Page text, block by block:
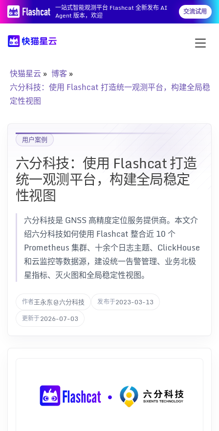
一站式智能观测平台 Flashcat 全新发布 AI
Agent 版本，欢迎
交流试用
快猫星云
博客
六分科技：使用 Flashcat 打造统一观测平台，构建全局稳
定性视图
用户案例
六分科技：使用 Flashcat 打造
统一观测平台，构建全局稳定
性视图
六分科技是 GNSS 高精度定位服务提供商。本文介
绍六分科技如何使用 Flashcat 整合近 10 个
Prometheus 集群、十余个日志主题、ClickHouse
和云监控等数据源，建设统一告警管理、业务北极
星指标、灭火图和全局稳定性视图。
作者王永东@六分科技 发布于2023-03-13
更新于2026-07-03